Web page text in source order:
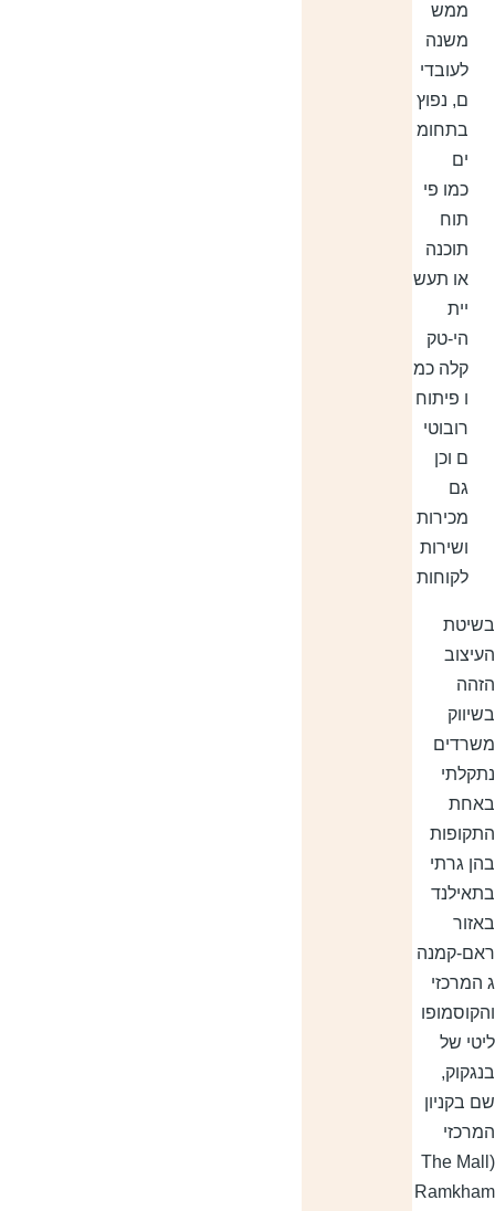
ממש
משנה
לעובדי
ם, נפוץ
בתחומ
ים
כמו פי
תוח
תוכנה
או תעש
יית
הי-טק
קלה כמ
ו פיתוח
רובוטי
ם וכן
גם
מכירות
ושירות
לקוחות
גרתי
קמנה
המרכזי
של
בקניון
(The Mall